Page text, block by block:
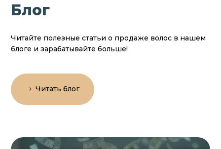
Блог
Читайте полезные статьи о продаже волос в нашем
блоге и зарабатывайте больше!
Читать блог